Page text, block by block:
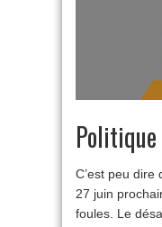
C’est peu dire
27 juin
foules. Le